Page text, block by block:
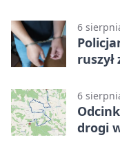
6
ruszył
6
drogi